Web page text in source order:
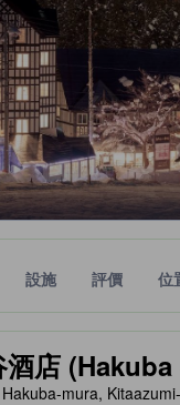
設施 評價 位
酒店
供，反映住客對舒適度
mura,